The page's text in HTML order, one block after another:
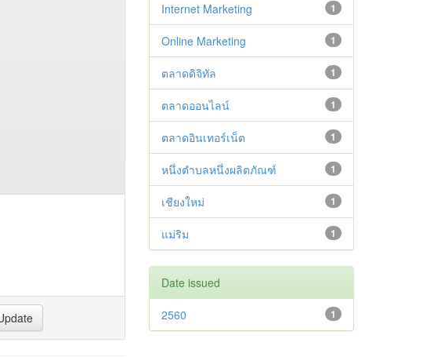
1
Internet Marketing
1
Online Marketing
1
ตลาดดิจิทัล
1
ตลาดออนไลน์
1
ตลาดอินเทอร์เน็ต
1
หนึ่งตำบลหนึ่งผลิตภัณฑ์
1
เชียงใหม่
1
แม่ริม
Date issued
1
2560